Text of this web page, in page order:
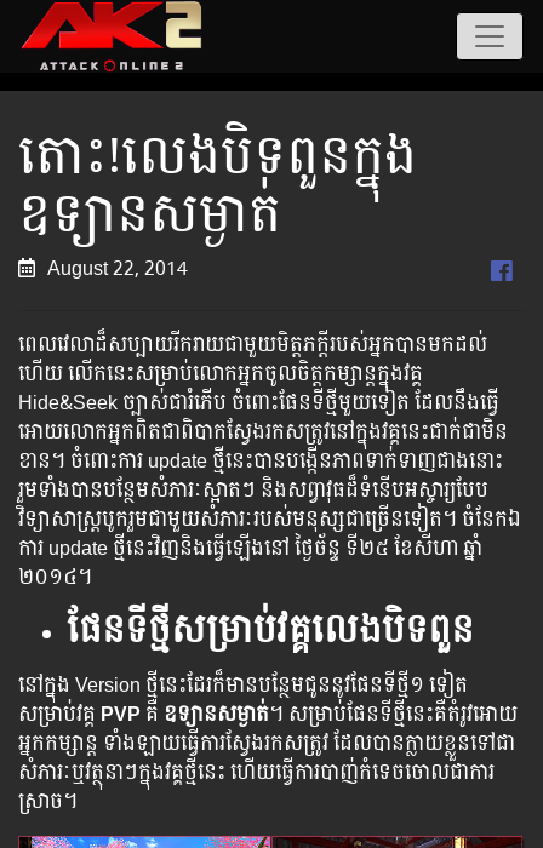
តោះ!លេងបិទពួនក្នុង
ឧទ្យានសម្ងាត់
August 22, 2014
ពេលវេលាដ៏សប្បាយរីករាយជាមួយមិត្តភក្តីរបស់អ្នក​បាន​មក​ដល់​
ហើយ ​លើក​នេះ​សម្រាប់​លោក​អ្នក​ចូល​ចិត្ត​កម្សាន្ត​ក្នុង​វគ្គ​
Hide&Seek ​ច្បាស់​ជា​រំភើប ​ចំពោះ​ផែន​ទី​ថ្មី​មួយ​ទៀត ​ដែល​នឹង​ធ្វើ​
អោយ​លោក​អ្នក​ពិត​ជា​ពិបាក​ស្វែង​រក​ស​ត្រូវ​នៅ​ក្នុង​វគ្គ​នេះ​ជាក់​ជា​មិន​
ខាន​។​ ​​​​​​​​​​​​ចំពោះ​​​​​​​​ការ​​​​​​ ​​update​ ​​​​​​ថ្មី​​​​​​នេះ​​​​​​បាន​​​​​​​បង្កើន​​​​​​​​ភាព​​​​​​​​​​ទាក់​​​​​​ទាញ​​​​​​​ជាង​​​​នោះ​​​ ​​
រួម​​​ទាំង​​​​​​បាន​​​​​​​បន្ថែម​​​​សំភារៈ​​​​ស្អាត​​​ៗ​ ​​និង​​​​​សព្វាវុធ​​​​ដ៏​​​​ទំនើប​​​​​​​អស្ចារ្យ​​​​បែប​
វិទ្យាសាស្រ្ត​បូក​រួម​ជា​មួយ​សំភារៈ​របស់​មនុស្ស​ជា​​​​​​ច្រើន​​​​​ទៀត​​​។ ​​​​ចំនែក​​​​ឯ​​​​
ការ​ update​ ​​​ថ្មី​​​នេះ​​​​​វិញ​​​​​និង​​​​​ធ្វើ​​​​​ឡើង​​​​នៅ​​ ​ថ្ងៃ​​ច័ន្ទ ​​ទី២៥ ​ខែសីហា​ ​ឆ្នាំ​
២០១៤​។
ផែនទីថ្មីសម្រាប់វគ្គលេងបិទពួន
នៅក្នុង Version ថ្មី​នេះ​ដែរ​ក៏​មាន​បន្ថែម​ជូន​នូវ​ផែន​ទីថ្មី​១ ទៀត​
សម្រាប់​វគ្គ​ PVP គឺ ឧទ្យានសម្ងាត់។ សម្រាប់​​ផែន​​ទី​​​ថ្មី​​​នេះ​​​គឺ​​​តំរូវ​​​​អោយ​​​​
អ្នក​​​​កម្សាន្ត​​​ ​​ទាំង​​​ឡាយ​​​​​ធ្វើ​​​ការ​​​​​ស្វែង​រក​សត្រូវ​ ​ដែល​បាន​ក្លាយ​ខ្លួន​ទៅ​ជា​
សំភារៈ​ឬ​វត្ថុ​នា​ៗ​ក្នុង​វគ្គ​ថ្មី​នេះ​ ​ហើយ​ធ្វើ​ការ​បាញ់​កំទេច​ចោល​ជា​ការ​
ស្រាច​​។​